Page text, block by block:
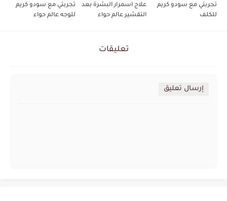
تجربتي مع سودو كريم
للكلف
علاج اسمرار البشرة بعد
التقشير عالم حواء
تجربتي مع سودو كريم
للوجه عالم حواء
تعليقات
إرسال تعليق